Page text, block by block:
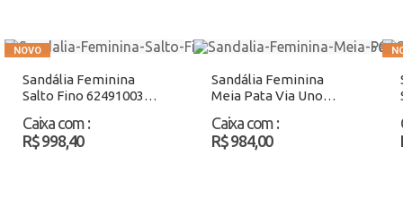
Sandália Feminina
Salto Fino 62491003
Caixa com :
R$ 998,40
Sandália Feminina
Meia Pata Via Uno
Atacado
Caixa com :
R$ 984,00